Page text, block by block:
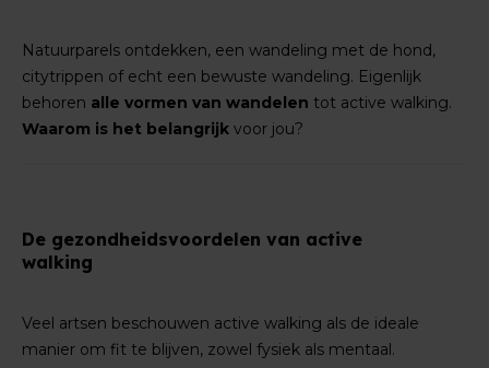
Natuurparels ontdekken, een wandeling met de hond,
citytrippen of echt een bewuste wandeling. Eigenlijk
behoren alle vormen van wandelen tot active walking.
Waarom is het belangrijk voor jou?
De gezondheidsvoordelen van active
walking
Veel artsen beschouwen active walking als de ideale
manier om fit te blijven, zowel fysiek als mentaal.